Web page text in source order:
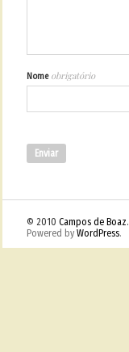
Nome obrigatório
© 2010 Campos de Boaz
Powered by WordPress.